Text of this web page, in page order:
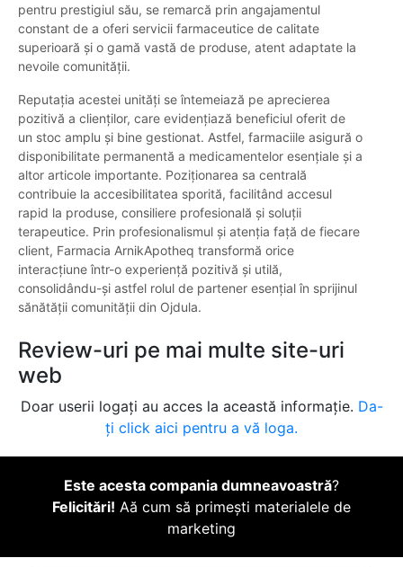
pentru prestigiul său, se remarcă prin angajamentul
constant de a oferi servicii farmaceutice de calitate
superioară și o gamă vastă de produse, atent adaptate la
nevoile comunității.
Reputația acestei unități se întemeiază pe aprecierea
pozitivă a clienților, care evidențiază beneficiul oferit de
un stoc amplu și bine gestionat. Astfel, farmaciile asigură o
disponibilitate permanentă a medicamentelor esențiale și a
altor articole importante. Poziționarea sa centrală
contribuie la accesibilitatea sporită, facilitând accesul
rapid la produse, consiliere profesională și soluții
terapeutice. Prin profesionalismul și atenția față de fiecare
client, Farmacia ArnikApotheq transformă orice
interacțiune într-o experiență pozitivă și utilă,
consolidându-și astfel rolul de partener esențial în sprijinul
sănătății comunității din Ojdula.
Review-uri pe mai multe site-uri
web
Doar userii logați au acces la această informație. Da-
ți click aici pentru a vă loga.
Este acesta compania dumneavoastră?
Felicitări! Aă cum să primești materialele de
marketing